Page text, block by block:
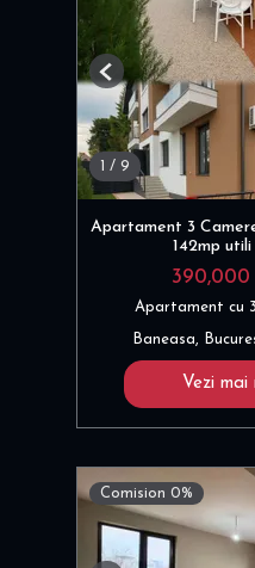
/ 9
Previous
Apartament 3
142mp
Apartament cu
Baneasa,
Vezi
Comision 0%